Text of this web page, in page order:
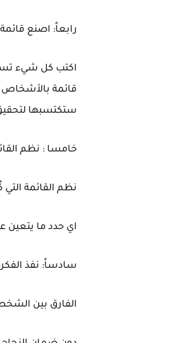
رابعاً: اصنع
اكتب كل شيء
قائمة بالأشخاص
ستكتسبها
خامسا : نظم
نظم القائمة
اي حدد ما يتعين
سادساً: نفذ
الفارق بين